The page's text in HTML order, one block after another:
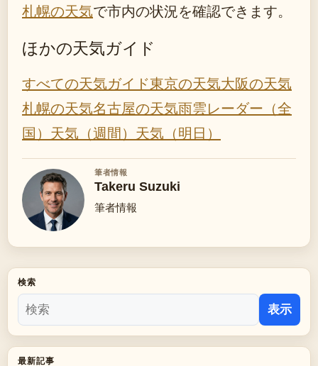
札幌の天気で市内の状況を確認できます。
ほかの天気ガイド
すべての天気ガイド東京の天気大阪の天気
札幌の天気名古屋の天気雨雲レーダー（全
国） 天気（週間） 天気（明日）
筆者情報
Takeru Suzuki
筆者情報
検索
表示
最新記事